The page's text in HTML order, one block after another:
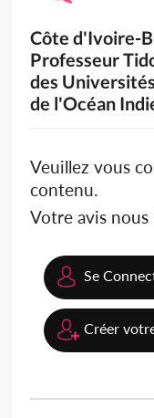
Côte d'Ivoire-
Professeur
des
de l'Océan
Veuillez vous
contenu.
Votre avis nous
Se
Créer